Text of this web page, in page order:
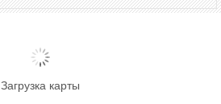
Загрузка карты